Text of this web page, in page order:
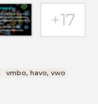
vmbo, havo, vwo